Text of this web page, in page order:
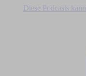
Diese Podcasts